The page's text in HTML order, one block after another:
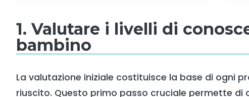
1. Valutare i livelli di
bambino
La valutazione iniziale costituisce la base di ogni
riuscito. Questo primo passo cruciale permette